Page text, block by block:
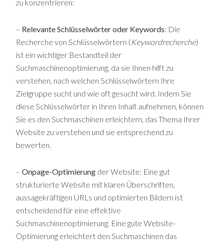
zu konzentrieren:
– Relevante Schlüsselwörter oder Keywords: Die
Recherche von Schlüsselwörtern (Keywordrecherche)
ist ein wichtiger Bestandteil der
Suchmaschinenoptimierung, da sie Ihnen hilft zu
verstehen, nach welchen Schlüsselwörtern Ihre
Zielgruppe sucht und wie oft gesucht wird. Indem Sie
diese Schlüsselwörter in Ihren Inhalt aufnehmen, können
Sie es den Suchmaschinen erleichtern, das Thema Ihrer
Website zu verstehen und sie entsprechend zu
bewerten.
–Onpage-Optimierung der Website: Eine gut
strukturierte Website mit klaren Überschriften,
aussagekräftigen URLs und optimierten Bildern ist
entscheidend für eine effektive
Suchmaschinenoptimierung. Eine gute Website-
Optimierung erleichtert den Suchmaschinen das